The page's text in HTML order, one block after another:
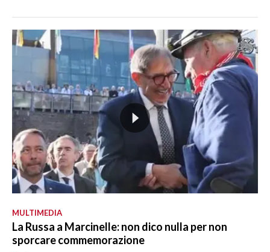
MULTIMEDIA
La Russa a Marcinelle: non dico nulla per non
sporcare commemorazione